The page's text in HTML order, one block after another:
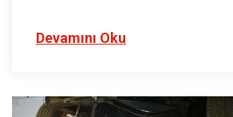
Devamını Oku